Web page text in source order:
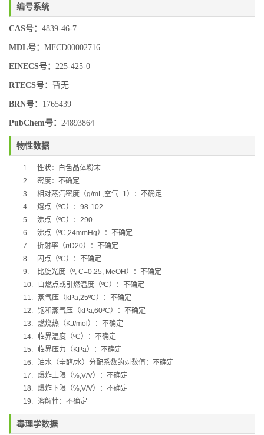
编号系统
CAS号： 4839-46-7
MDL号： MFCD00002716
EINECS号： 225-425-0
RTECS号： 暂无
BRN号： 1765439
PubChem号： 24893864
物性数据
1.
性状：白色晶体粉末
2.
密度：不确定
3.
相对蒸汽密度（g/mL,空气=1）：不确定
4.
熔点（ºC）： 98-102
5.
沸点（ºC）： 290
6.
沸点（ºC,24mmHg）：不确定
7.
折射率（nD20）：不确定
8.
闪点（ºC）：不确定
9.
比旋光度（º, C=0.25, MeOH ）：不确定
10.
自燃点或引燃温度（ºC）：不确定
11.
蒸气压（ kPa,25ºC）：不确定
12. 饱和蒸气压（ kPa,60ºC）：不确定
13. 燃烧热（ KJ/mol ）：不确定
14.
临界温度（ºC）：不确定
15.
临界压力（ KPa）：不确定
16. 油水（辛醇/水）分配系数的对数值：不确定
17. 爆炸上限（%,V/V）：不确定
18. 爆炸下限（%,V/V）：不确定
19. 溶解性：不确定
毒理学数据